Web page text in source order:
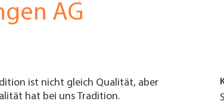
AG
ist nicht gleich Qualität, aber
hat bei uns Tradition.